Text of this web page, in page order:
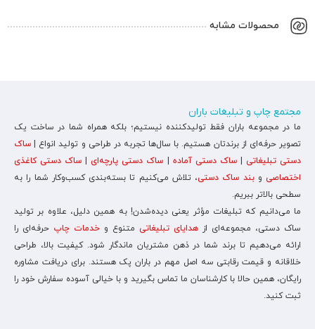
محصولات مشابه
مجتمع چاپ و تبلیغات باران
ما در مجموعه باران فقط تولیدکننده نیستیم؛ بلکه همراه شما در ساخت یک
تصویر حرفه‌ای از برندتان هستیم. با سال‌ها تجربه در طراحی و تولید انواع | ساک
دستی تبلیغاتی |ساک دستی آماده | ساک دستی پارچه‌ای| ساک دستی کاغذی
اختصاصی وبند ساک دستی، تلاش می‌کنیم تا بسته‌بندی کسب‌وکار شما را به
سطحی بالاتر ببریم.
ما می‌دانیم که تبلیغات مؤثر یعنی دیده‌شدن! به همین دلیل، علاوه بر تولید
ساک دستی، مجموعه‌ای از هدایای تبلیغاتی متنوع و خدمات چاپ حرفه‌ای را
ارائه می‌دهیم تا برند شما در ذهن مشتریان ماندگار شود. کیفیت بالا، طراحی
خلاقانه و قیمت رقابتی سه اصل مهم در باران پک هستند. برای دریافت مشاوره
رایگان، همین حالا با کارشناسان ما تماس بگیرید و با خیالی آسوده سفارش خود را
ثبت کنید.